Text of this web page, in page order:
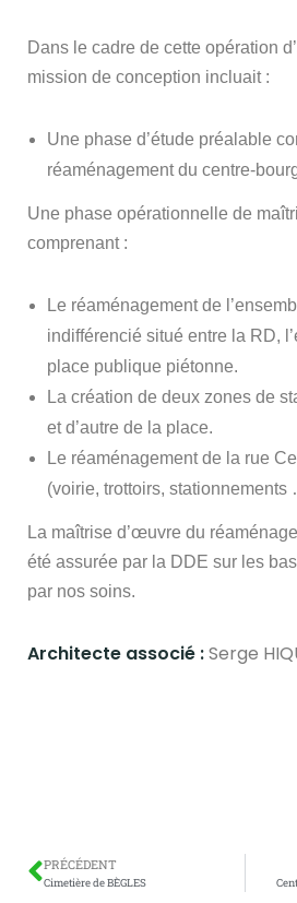
Dans le cadre de cette opération
mission de conception incluait :
Une phase d’étude préalable
réaménagement du centre-
Une phase opérationnelle de
comprenant :
Le réaménagement de
indifférencié situé entre la RD,
place publique piétonne.
La création de deux zones de
et d’autre de la place.
Le réaménagement de la rue
(voirie, trottoirs,
La maîtrise d’œuvre du
été assurée par la DDE sur les
par nos soins.
Architecte associé :Serge
PRÉCÉDENT
Cimetière de BÈGLES